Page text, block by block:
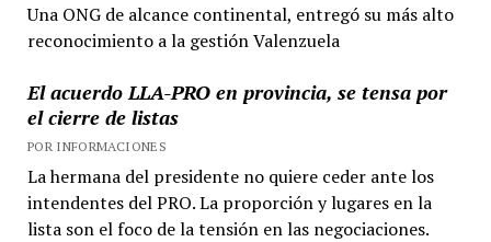
Una ONG de alcance continental, entregó su más alto
reconocimiento a la gestión Valenzuela
El acuerdo LLA-PRO en provincia, se tensa por
el cierre de listas
POR INFORMACIONES
La hermana del presidente no quiere ceder ante los
intendentes del PRO. La proporción y lugares en la
lista son el foco de la tensión en las negociaciones.